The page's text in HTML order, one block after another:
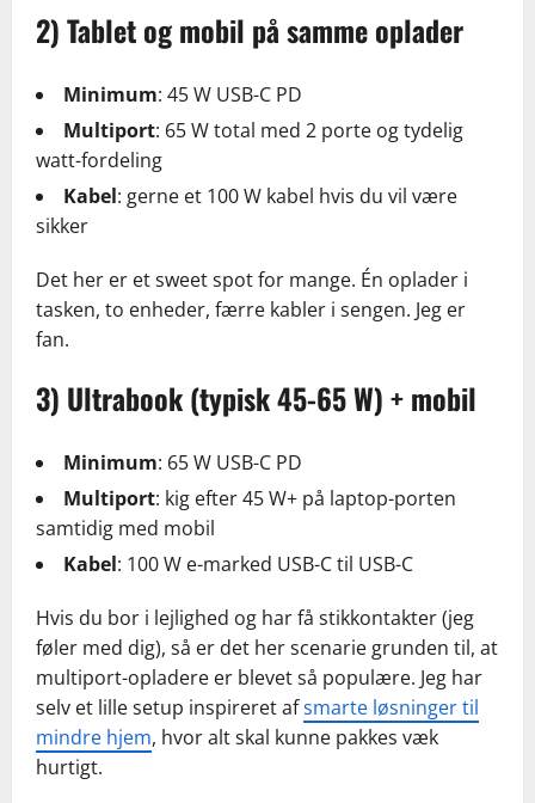
2) Tablet og mobil på samme oplader
Minimum: 45 W USB-C PD
Multiport: 65 W total med 2 porte og tydelig
watt-fordeling
Kabel: gerne et 100 W kabel hvis du vil være
sikker
Det her er et sweet spot for mange. Én oplader i
tasken, to enheder, færre kabler i sengen. Jeg er
fan.
3) Ultrabook (typisk 45-65 W) + mobil
Minimum: 65 W USB-C PD
Multiport: kig efter 45 W+ på laptop-porten
samtidig med mobil
Kabel: 100 W e-marked USB-C til USB-C
Hvis du bor i lejlighed og har få stikkontakter (jeg
føler med dig), så er det her scenarie grunden til, at
multiport-opladere er blevet så populære. Jeg har
selv et lille setup inspireret afsmarte løsninger til
mindre hjem, hvor alt skal kunne pakkes væk
hurtigt.